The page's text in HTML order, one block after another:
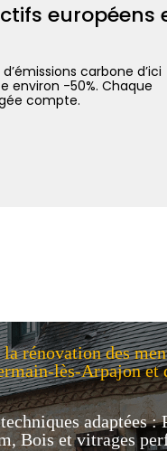
européens
d’émissions carbone d’ici
environ -50%. Chaque
compte.
rénovation des
lès-Arpajon et
adaptées :
Bois et vitrages